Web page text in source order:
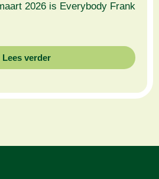
2026 is Everybody Frank
Lees verder